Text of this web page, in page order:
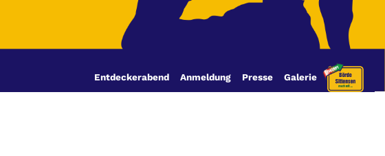
Entdeckerabend Anmeldung Presse Galerie